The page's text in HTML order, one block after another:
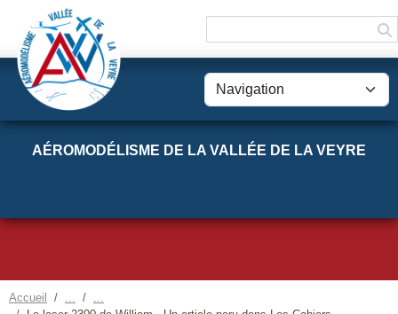
AÉROMODÉLISME DE LA VALLÉE DE LA VEYRE
Accueil
Panneau de gestion des cookies